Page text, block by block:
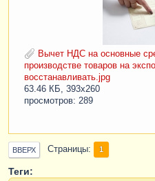
Вычет НДС на основные
производстве товаров на
восстанавливать.jpg
63.46 КБ, 393x260
просмотров: 289
ВВЕРХ Страницы 1
Теги: